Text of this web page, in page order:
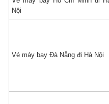
Nội
Vé máy bay Đà Nẵng đi Hà Nội